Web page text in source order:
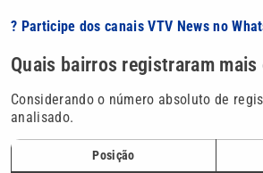
? Participe dos canais VTV News no
Quais bairros registraram mais
Considerando o número absoluto de
analisado.
Posição